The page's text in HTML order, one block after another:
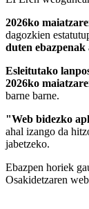
2026ko
dagozkien
duten
Esleitutako
2026ko
barne barne.
"Web bidezko
ahal izango da
jabetzeko.
Ebazpen horiek
Osakidetzaren